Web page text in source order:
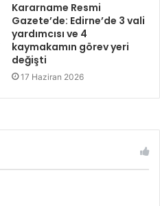
Kararname Resmi
Gazete’de: Edirne’de 3 vali
yardımcısı ve 4
kaymakamın görev yeri
değişti
17 Haziran 2026